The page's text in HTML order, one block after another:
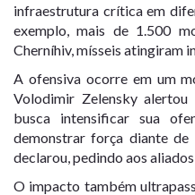
infraestrutura crítica em
exemplo, mais de 1.500
Cherníhiv, mísseis atingiram
A ofensiva ocorre em um
Volodimir Zelensky
busca intensificar sua
demonstrar força diante de
declarou, pedindo aos aliados
O impacto também